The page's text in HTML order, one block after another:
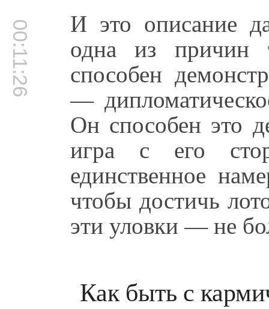
00:11:26 И это описание
одна из причин
способен
—
Он способен это
игра с его
единственное
чтобы достичь
эти уловки — не
Как быть с